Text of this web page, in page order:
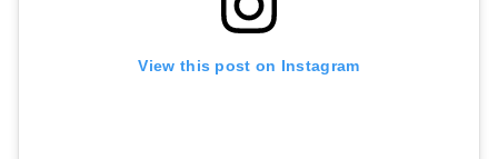
View this post on Instagram